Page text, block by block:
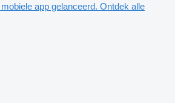
app gelanceerd. Ontdek alle